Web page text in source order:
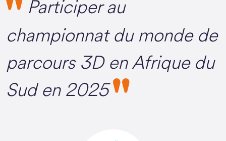
Participer au
championnat du monde de
parcours 3D en Afrique du
Sud en 2025